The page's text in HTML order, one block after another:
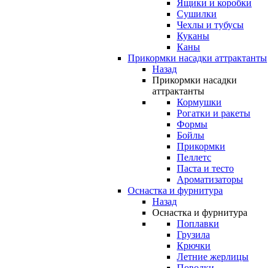
Ящики и коробки
Сушилки
Чехлы и тубусы
Куканы
Каны
Прикормки насадки аттрактанты
Назад
Прикормки насадки
аттрактанты
Кормушки
Рогатки и ракеты
Формы
Бойлы
Прикормки
Пеллетс
Паста и тесто
Ароматизаторы
Оснастка и фурнитура
Назад
Оснастка и фурнитура
Поплавки
Грузила
Крючки
Летние жерлицы